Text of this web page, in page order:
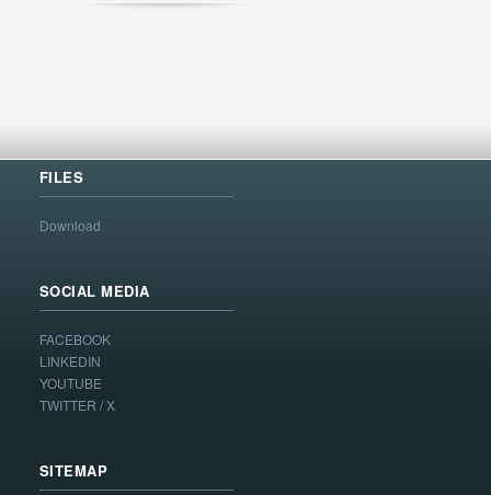
FILES
Download
SOCIAL MEDIA
FACEBOOK
LINKEDIN
YOUTUBE
TWITTER / X
SITEMAP